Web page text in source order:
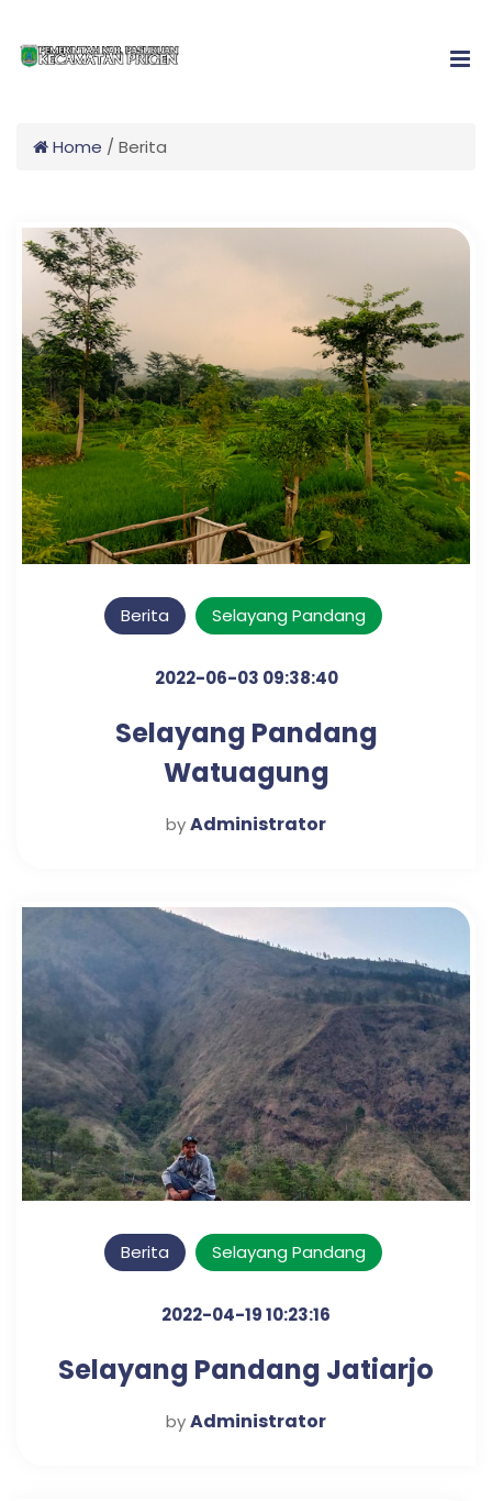
Home / Berita
Berita Selayang Pandang
2022-06-03 09:38:40
Selayang Pandang
Watuagung
byAdministrator
Berita Selayang Pandang
2022-04-19 10:23:16
Selayang Pandang Jatiarjo
byAdministrator